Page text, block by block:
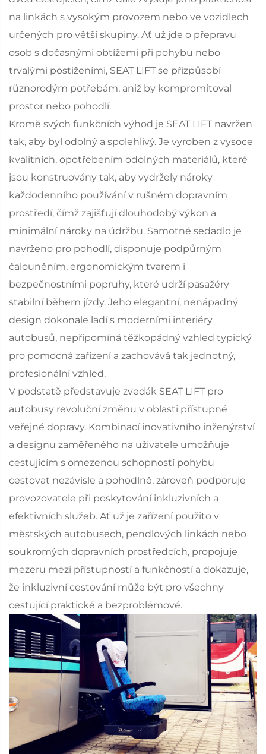
na linkách s vysokým provozem nebo ve vozidlech
určených pro větší skupiny. Ať už jde o přepravu
osob s dočasnými obtížemi při pohybu nebo
trvalými postiženími, SEAT LIFT se přizpůsobí
různorodým potřebám, aniž by kompromitoval
prostor nebo pohodlí.
Kromě svých funkčních výhod je SEAT LIFT navržen
tak, aby byl odolný a spolehlivý. Je vyroben z vysoce
kvalitních, opotřebením odolných materiálů, které
jsou konstruovány tak, aby vydržely nároky
každodenního používání v rušném dopravním
prostředí, čímž zajišťují dlouhodobý výkon a
minimální nároky na údržbu. Samotné sedadlo je
navrženo pro pohodlí, disponuje podpůrným
čalouněním, ergonomickým tvarem i
bezpečnostními popruhy, které udrží pasažéry
stabilní během jízdy. Jeho elegantní, nenápadný
design dokonale ladí s moderními interiéry
autobusů, nepřipomíná těžkopádný vzhled typický
pro pomocná zařízení a zachovává tak jednotný,
profesionální vzhled.
V podstatě představuje zvedák SEAT LIFT pro
autobusy revoluční změnu v oblasti přístupné
veřejné dopravy. Kombinací inovativního inženýrství
a designu zaměřeného na uživatele umožňuje
cestujícím s omezenou schopností pohybu
cestovat nezávisle a pohodlně, zároveň podporuje
provozovatele při poskytování inkluzivních a
efektivních služeb. Ať už je zařízení použito v
městských autobusech, pendlových linkách nebo
soukromých dopravních prostředcích, propojuje
mezeru mezi přístupností a funkčností a dokazuje,
že inkluzivní cestování může být pro všechny
cestující praktické a bezproblémové.